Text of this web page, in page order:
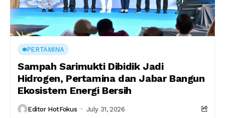
PERTAMINA
Sampah Sarimukti Dibidik Jadi
Hidrogen, Pertamina dan Jabar Bangun
Ekosistem Energi Bersih
Editor HotFokus July 31, 2026